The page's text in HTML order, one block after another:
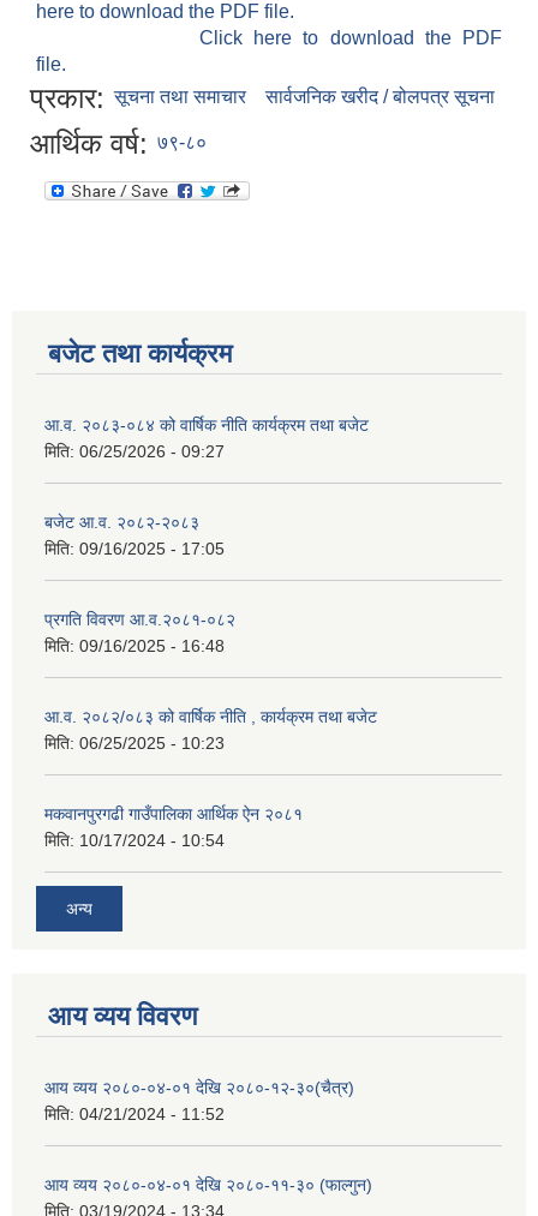
here to download the PDF file.
Click here to download the PDF
file.
प्रकार: सूचना तथा समाचार सार्वजनिक खरीद / बोलपत्र सूचना
आर्थिक वर्ष: ७९-८०
बजेट तथा कार्यक्रम
आ.व. २०८३-०८४ को वार्षिक नीति कार्यक्रम तथा बजेट
मिति: 06/25/2026 - 09:27
बजेट आ.व. २०८२-२०८३
मिति: 09/16/2025 - 17:05
प्रगति विवरण आ.व.२०८१-०८२
मिति: 09/16/2025 - 16:48
आ.व. २०८२/०८३ को वार्षिक नीति , कार्यक्रम तथा बजेट
मिति: 06/25/2025 - 10:23
मकवानपुरगढी गाउँपालिका आर्थिक ‌‌‌ऐन २०८१
मिति: 10/17/2024 - 10:54
अन्य
आय व्यय विवरण
आय व्यय २०८०-०४-०१ देखि २०८०-१२-३०(चैत्र)
मिति: 04/21/2024 - 11:52
आय व्यय २०८०-०४-०१ देखि २०८०-११-३० (फाल्गुन)
मिति: 03/19/2024 - 13:34